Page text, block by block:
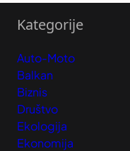
Kategorije
Auto-Moto
Balkan
Biznis
Društvo
Ekologija
Ekonomija